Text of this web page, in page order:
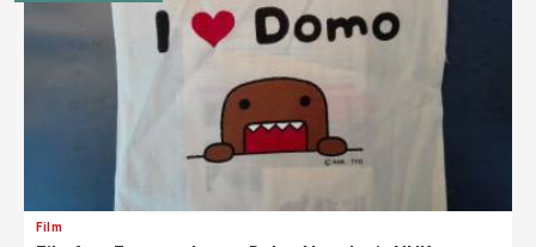
Film